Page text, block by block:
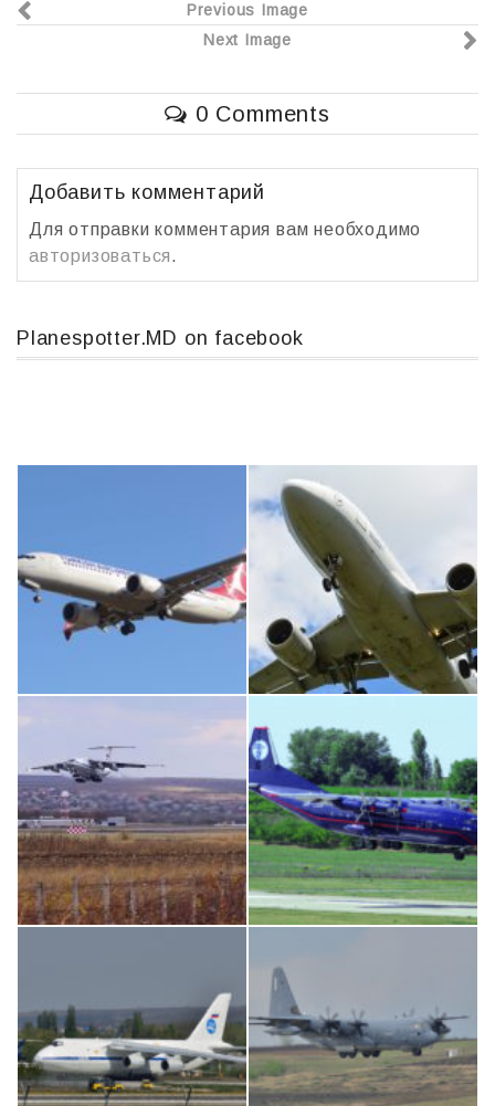
e
b
o
o
k
er р
в
и
т
Previous Image
Next Image
0 Comments
Добавить комментарий
Для отправки комментария вам необходимо
авторизоваться.
Planespotter.MD on facebook
Boeing 737 MAX 8, TC-LCC Airbus A319-114 D-AILN, Lufthansa, Франкфурт-Кишинев, 24/06/18